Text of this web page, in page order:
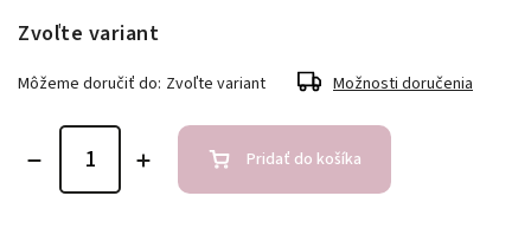
Zvoľte variant
Môžeme doručiť do: Zvoľte variant Možnosti doručenia
Pridať do košíka